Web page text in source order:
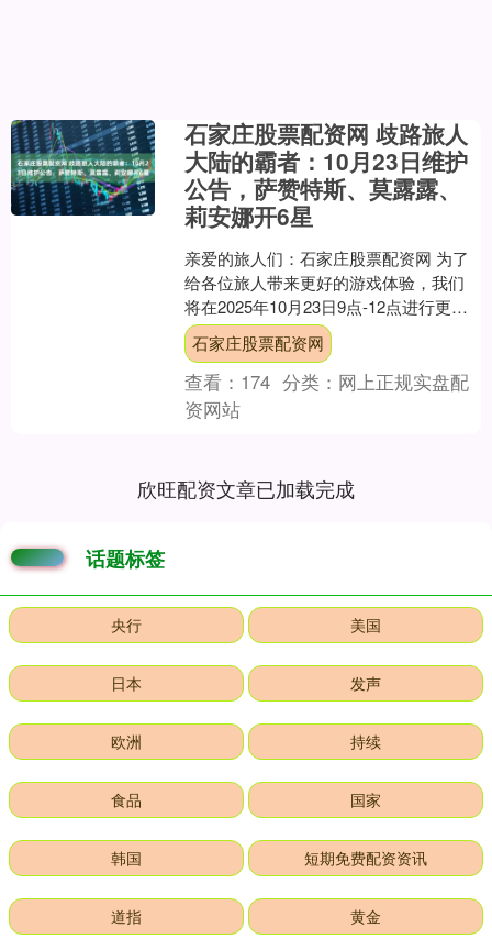
石家庄股票配资网 歧路旅人
大陆的霸者：10月23日维护
公告，萨赞特斯、莫露露、
莉安娜开6星
亲爱的旅人们：石家庄股票配资网 为了
给各位旅人带来更好的游戏体验，我们
将在2025年10月23日9点-12点进行更新
维护， 维护过程中无法进入游戏。 更新
内容：....
石家庄股票配资网
查看： 174 分类： 网上正规实盘配
资网站
欣旺配资文章已加载完成
话题标签
央行 美国
日本 发声
欧洲 持续
食品 国家
韩国 短期免费配资资讯
道指 黄金